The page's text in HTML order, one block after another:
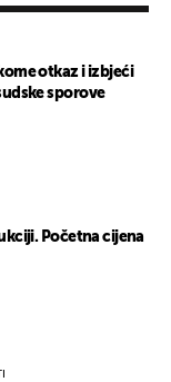
otkaz i izbjeći
sporove
Početna cijena